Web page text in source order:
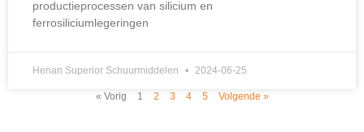
productieprocessen van silicium en
ferrosiliciumlegeringen
Henan Superior Schuurmiddelen 2024-06-25
« Vorig 1 2 3 4 5 Volgende »